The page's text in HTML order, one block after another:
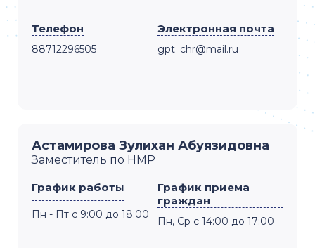
Телефон
88712296505
Электронная почта
gpt_chr@mail.ru
Астамирова Зулихан Абуязидовна
Заместитель по НМР
График работы
Пн - Пт с 9:00 до 18:00
График приема
граждан
Пн, Ср с 14:00 до 17:00